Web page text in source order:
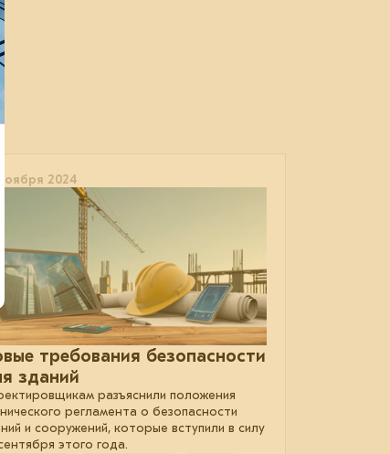
ноября 2024
требования безопасности
зданий
разъяснили положения
регламента о безопасности
и сооружений, которые вступили в силу
этого года.